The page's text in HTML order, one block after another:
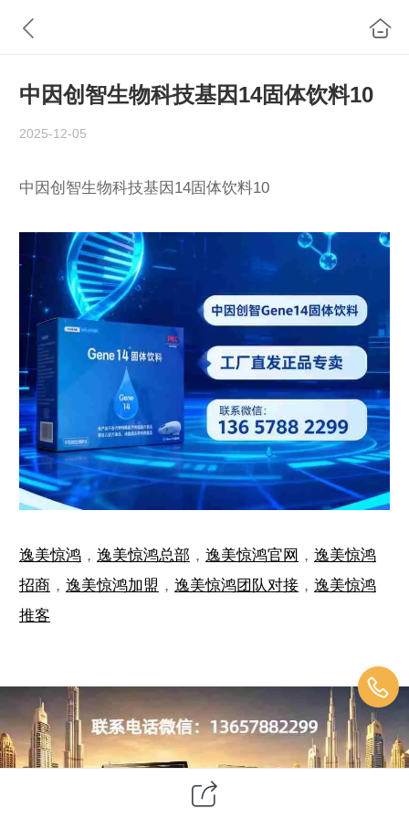
中因创智生物科技基因14固体饮料10
2025-12-05
中因创智生物科技基因14固体饮料10
逸美惊鸿 ， 逸美惊鸿总部 ， 逸美惊鸿官网 ， 逸美惊鸿
招商 ， 逸美惊鸿加盟 ， 逸美惊鸿团队对接 ， 逸美惊鸿
推客